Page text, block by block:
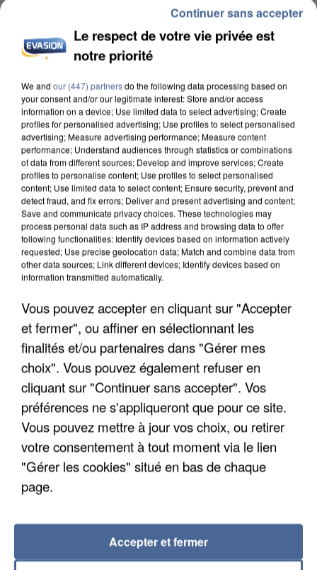
INCENDIES : L’ÎLE-DE-FRANCE LANCE UN ÉLAN
DE SOLIDARITÉ AVEC LES...
APRÈS TOUTES CES CANICULES, LES REFUGES
DE FAUNE SAUVAGE SONT...
Le respect de votre vie privée est
notre priorité
We and our (447) partnersdo the following data processing based on
your consent and/or our legitimate interest: Store and/or access
information on a device; Use limited data to select advertising; Create
profiles for personalised advertising; Use profiles to select personalised
advertising; Measure advertising performance; Measure content
performance; Understand audiences through statistics or combinations
of data from different sources; Develop and improve services; Create
profiles to personalise content; Use profiles to select personalised
content; Use limited data to select content; Ensure security, prevent and
detect fraud, and fix errors; Deliver and present advertising and content;
Save and communicate privacy choices. These technologies may
process personal data such as IP address and browsing data to offer
following functionalities: Identify devices based on information actively
requested; Use precise geolocation data; Match and combine data from
other data sources; Link different devices; Identify devices based on
information transmitted automatically.
Vous pouvez accepter en cliquant sur "Accepter
et fermer", ou affiner en sélectionnant les
finalités et/ou partenaires dans "Gérer mes
choix". Vous pouvez également refuser en
cliquant sur "Continuer sans accepter". Vos
préférences ne s'appliqueront que pour ce site.
Vous pouvez mettre à jour vos choix, ou retirer
votre consentement à tout moment via le lien
"Gérer les cookies" situé en bas de chaque
page.
Accepter et fermer
Continuer sans accepter